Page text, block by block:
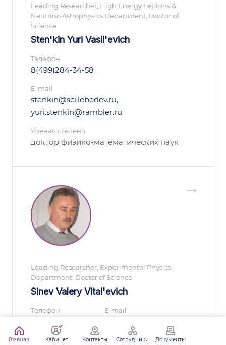
Leading Researcher, High Energy Leptons &
Neutrino Astrophysics Department, Doctor of
Science
Sten'kin Yuri Vasil'evich
Телефон
8(499)284-34-58
E-mail
stenkin@sci.lebedev.ru,
yuri.stenkin@rambler.ru
Учёная степень
доктор физико-математических наук
Leading Researcher, Experimental Physics
Department, Doctor of Science
Sinev Valery Vital'evich
Телефон E-mail
Учёная степень
Главная Кабинет Контакты Сотрудники Документы